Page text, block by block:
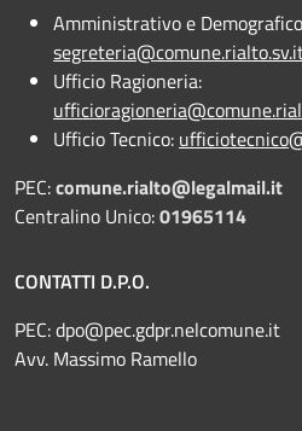
Amministrativo e
Ufficio Ragioneria:
Ufficio Tecnico:
PEC:comune.rialto@legalmail.it
Centralino Unico:01965114
CONTATTI D.P.O.
PEC:dpo@pec.gdpr.nelcomune.it
Avv. Massimo Ramello